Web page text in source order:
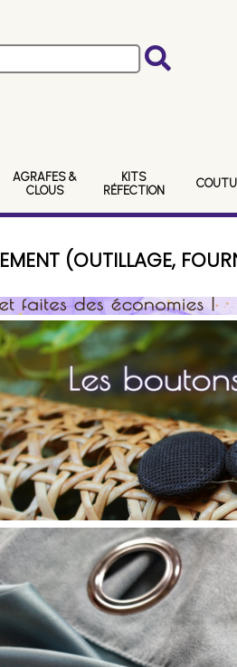
AGRAFES &
CLOUS
KITS
RÉFECTION
(OUTILLAGE,